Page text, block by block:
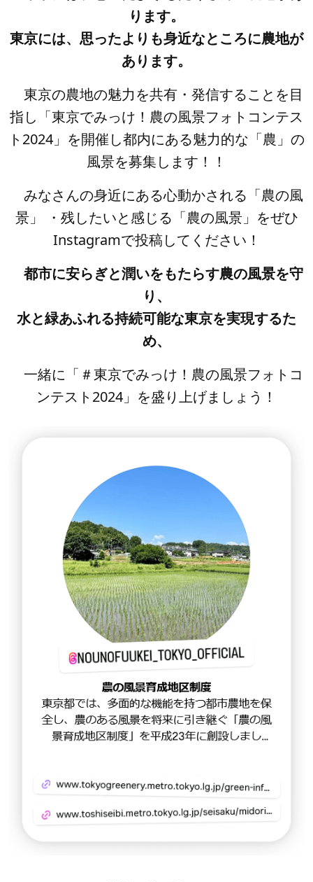
ります。
東京には、思ったよりも身近なところに農地が
あります。
東京の農地の魅力を共有・発信することを目
指し 「東京でみっけ！農の風景フォトコンテス
ト2024」を開催し都内にある魅力的な「農」の
風景を募集します！！
みなさんの身近にある心動かされる「農の風
景」 ・残したいと感じる「農の風景」 をぜひ
Instagramで投稿してください！
都市に安らぎと潤いをもたらす農の風景を守
り、
水と緑あふれる持続可能な東京を実現するた
め、
一緒に「＃東京でみっけ！農の風景フォトコ
ンテスト2024」 を盛り上げましょう！